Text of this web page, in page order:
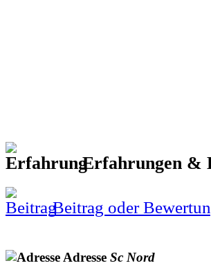
Erfahrungen &
Beitrag oder
Adresse Sc Nord